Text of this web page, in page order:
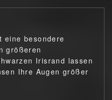
eine besondere
größeren
Irisrand lassen
Ihre Augen größer